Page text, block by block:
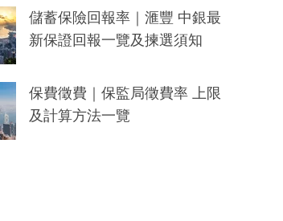
儲蓄保險回報率｜滙豐 中銀最
新保證回報一覽及揀選須知
保費徵費｜保監局徵費率 上限
及計算方法一覽